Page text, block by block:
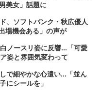
美女」話題に
、ソフトバンク・秋広優人
場機会ある」の声が
ノースリ姿に反響...「可愛
姿と雰囲気変わって
で細やかな心遣い...「並ん
にシールを」